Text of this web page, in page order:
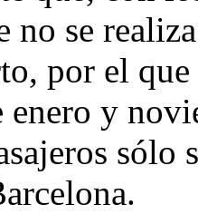
no se
por el
enero y
sólo
.